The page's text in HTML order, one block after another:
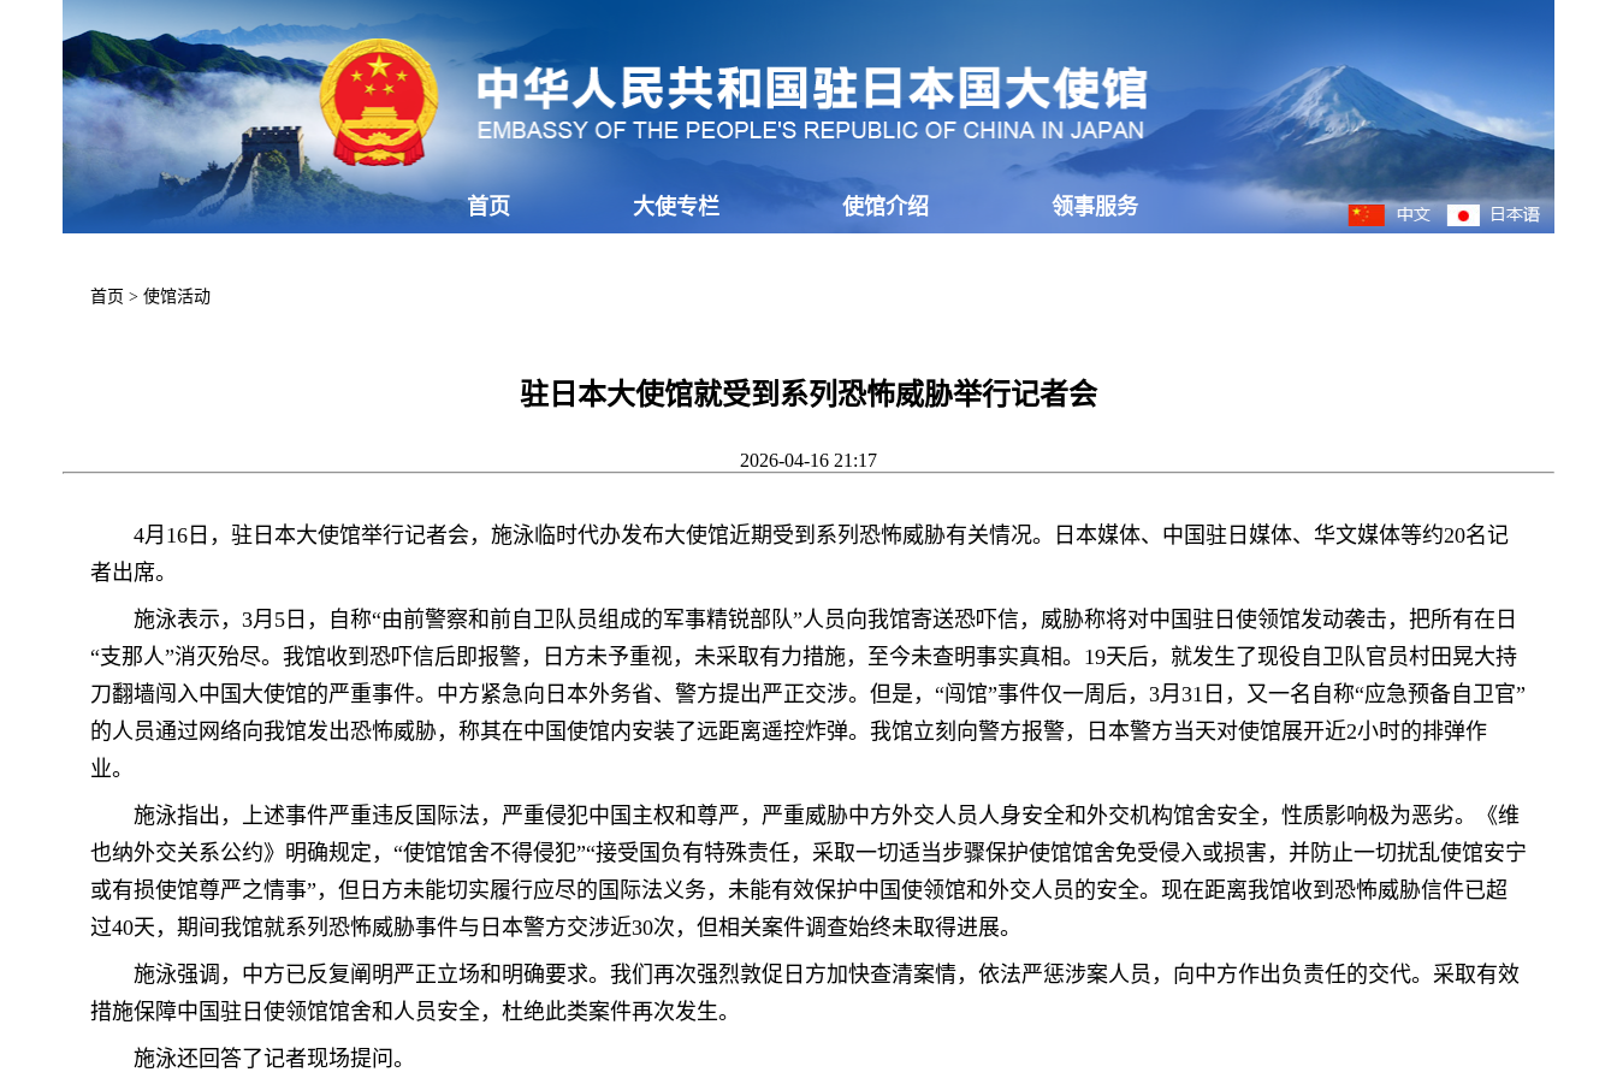
首页 大使专栏 使馆介绍 领事服务
首页 > 使馆活动
驻日本大使馆就受到系列恐怖威胁举行记者会
2026-04-16 21:17
4月16日，驻日本大使馆举行记者会，施泳临时代办发布大使馆近期受到系列恐怖威胁有关情况。日本媒体、中国驻日媒体、华文媒体等约20名记
者出席。
施泳表示，3月5日，自称“由前警察和前自卫队员组成的军事精锐部队”人员向我馆寄送恐吓信，威胁称将对中国驻日使领馆发动袭击，把所有在日
“支那人”消灭殆尽。我馆收到恐吓信后即报警，日方未予重视，未采取有力措施，至今未查明事实真相。19天后，就发生了现役自卫队官员村田晃大持
刀翻墙闯入中国大使馆的严重事件。中方紧急向日本外务省、警方提出严正交涉。但是，“闯馆”事件仅一周后，3月31日，又一名自称“应急预备自卫官”
的人员通过网络向我馆发出恐怖威胁，称其在中国使馆内安装了远距离遥控炸弹。我馆立刻向警方报警，日本警方当天对使馆展开近2小时的排弹作
业。
施泳指出，上述事件严重违反国际法，严重侵犯中国主权和尊严，严重威胁中方外交人员人身安全和外交机构馆舍安全，性质影响极为恶劣。《维
也纳外交关系公约》明确规定，“使馆馆舍不得侵犯”“接受国负有特殊责任，采取一切适当步骤保护使馆馆舍免受侵入或损害，并防止一切扰乱使馆安宁
或有损使馆尊严之情事”，但日方未能切实履行应尽的国际法义务，未能有效保护中国使领馆和外交人员的安全。现在距离我馆收到恐怖威胁信件已超
过40天，期间我馆就系列恐怖威胁事件与日本警方交涉近30次，但相关案件调查始终未取得进展。
施泳强调，中方已反复阐明严正立场和明确要求。我们再次强烈敦促日方加快查清案情，依法严惩涉案人员，向中方作出负责任的交代。采取有效
措施保障中国驻日使领馆馆舍和人员安全，杜绝此类案件再次发生。
施泳还回答了记者现场提问。